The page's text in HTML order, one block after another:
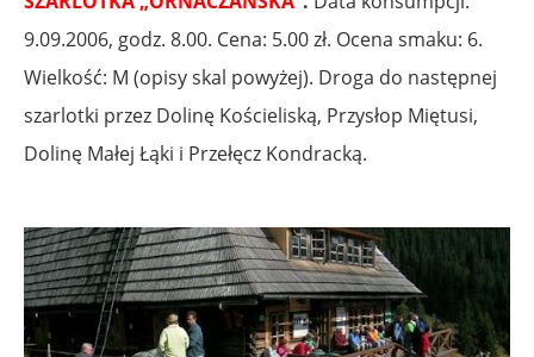
9.09.2006, godz. 8.00. Cena: 5.00 zł. Ocena smaku: 6.
Wielkość: M (opisy skal powyżej). Droga do następnej
szarlotki przez Dolinę Kościeliską, Przysłop Miętusi,
Dolinę Małej Łąki i Przełęcz Kondracką.